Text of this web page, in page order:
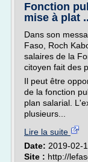
Fonction
mise à plat
Dans son
Faso, Roch
salaires de la
citoyen fait des
Il peut être
de la fonction
plan salarial.
plusieurs...
Lire la suite
Date: 2019-02-
Site : http://